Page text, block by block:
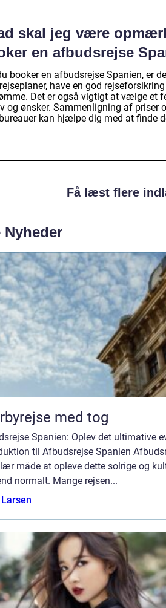
skal jeg være
en afbudsrejse
booker en afbudsrejse Spanien, er
have en god
Det er også vigtigt at vælge et
og ønsker. Sammenligning af priser
kan hjælpe dig med at finde
Få læst flere
Nyheder
med tog
Spanien: Oplev det ultimative
til Afbudsrejse Spanien
måde at opleve dette solrige og
normalt. Mange rejsen...